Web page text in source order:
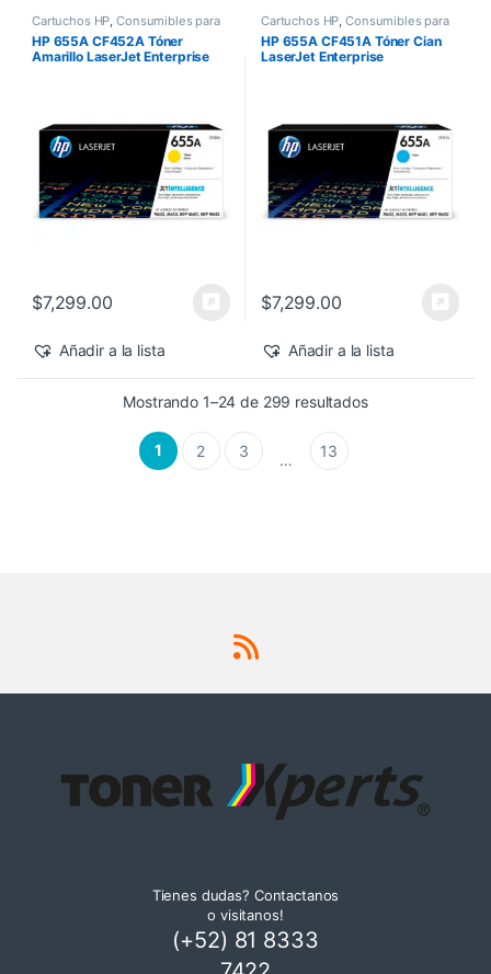
Cartuchos HP,Consumibles para
Impresoras,Nuevos Productos
Sobre Pedido,Toner Original
HP 655A CF452A Tóner
Amarillo LaserJet Enterprise
$7,299.00
Añadir a la lista
Cartuchos HP,Consumibles para
Impresoras,Nuevos Productos
Sobre Pedido,Toner Original
HP 655A CF451A Tóner Cian
LaserJet Enterprise
$7,299.00
Añadir a la lista
Mostrando 1–24 de 299 resultadosSorted by latest
1 2 3 … 13
Tienes dudas? Contactanos
o visitanos!
(+52) 81 8333